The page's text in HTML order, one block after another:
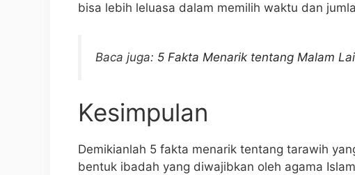
bisa lebih leluasa dalam memilih waktu dan
Baca juga: 5 Fakta Menarik tentang Malam
Kesimpulan
Demikianlah 5 fakta menarik tentang tarawih
bentuk ibadah yang diwajibkan oleh agama